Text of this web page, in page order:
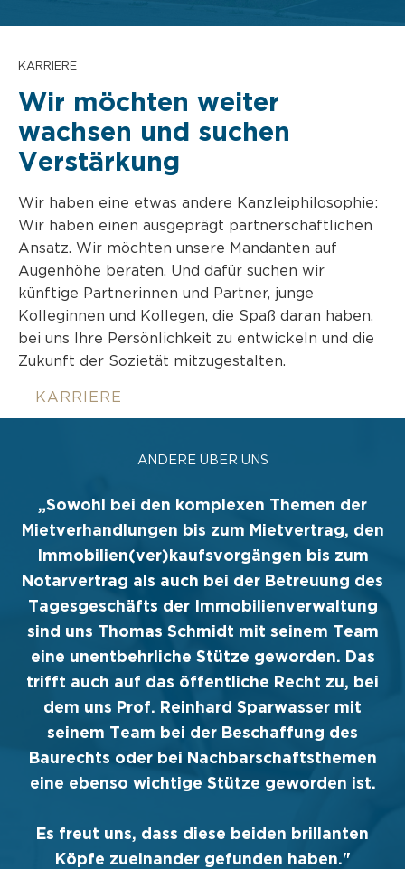
KARRIERE
Wir möchten weiter
wachsen und suchen
Verstärkung
Wir haben eine etwas andere Kanzleiphilosophie:
Wir haben einen ausgeprägt partnerschaftlichen
Ansatz. Wir möchten unsere Mandanten auf
Augenhöhe beraten. Und dafür suchen wir
künftige Partnerinnen und Partner, junge
Kolleginnen und Kollegen, die Spaß daran haben,
bei uns Ihre Persönlichkeit zu entwickeln und die
Zukunft der Sozietät mitzugestalten.
KARRIERE
ANDERE ÜBER UNS
„Sowohl bei den komplexen Themen der
Mietverhandlungen bis zum Mietvertrag, den
Immobilien(ver)kaufsvorgängen bis zum
Notarvertrag als auch bei der Betreuung des
Tagesgeschäfts der Immobilienverwaltung
sind uns Thomas Schmidt mit seinem Team
eine unentbehrliche Stütze geworden. Das
trifft auch auf das öffentliche Recht zu, bei
dem uns Prof. Reinhard Sparwasser mit
seinem Team bei der Beschaffung des
Baurechts oder bei Nachbarschaftsthemen
eine ebenso wichtige Stütze geworden ist.
Es freut uns, dass diese beiden brillanten
Köpfe zueinander gefunden haben."